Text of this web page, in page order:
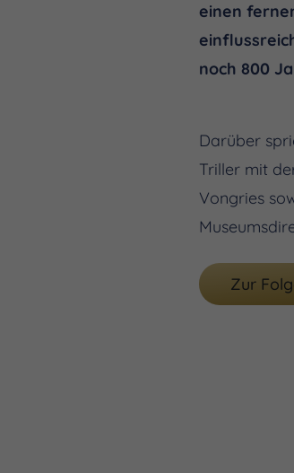
einen
noch 800
Darüber
Triller mit
Vongries
Zur